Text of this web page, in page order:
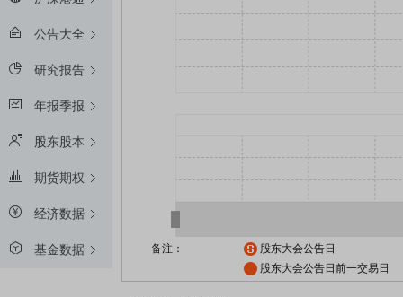
公告大全
研究报告
年报季报
股东股本
期货期权
经济数据
基金数据 备注：
股东大会公告日
股东大会公告日前一交易日